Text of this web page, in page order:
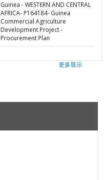
Guinea - WESTERN AND CENTRAL
AFRICA- P164184- Guinea
Commercial Agriculture
Development Project -
Procurement Plan
更多显示